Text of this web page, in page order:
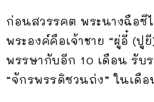
ก่อนสวรรคต พระนางฉือซี
พระองค์คือเจ้าชาย “ผู่อี๋ (ปู
พรรษากับอีก 10 เดือน รับ
“จักรพรรดิซวนถ่ง” ในเดื